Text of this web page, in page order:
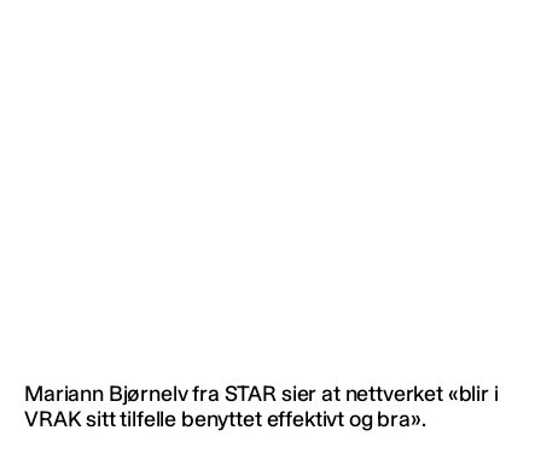
Mariann Bjørnelv fra STAR sier at nettverket «blir i
VRAK sitt tilfelle benyttet effektivt og bra».